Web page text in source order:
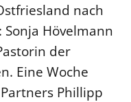
nach
Hövelmann
der
Eine Woche
Phillipp